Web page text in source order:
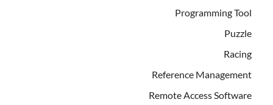
Programming Tool
Puzzle
Racing
Reference Management
Remote Access Software